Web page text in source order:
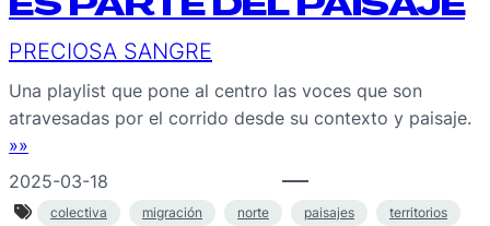
PRECIOSA SANGRE
Una playlist que pone al centro las voces que son
atravesadas por el corrido desde su contexto y paisaje.
»»
2025-03-18
colectiva migración norte paisajes territorios